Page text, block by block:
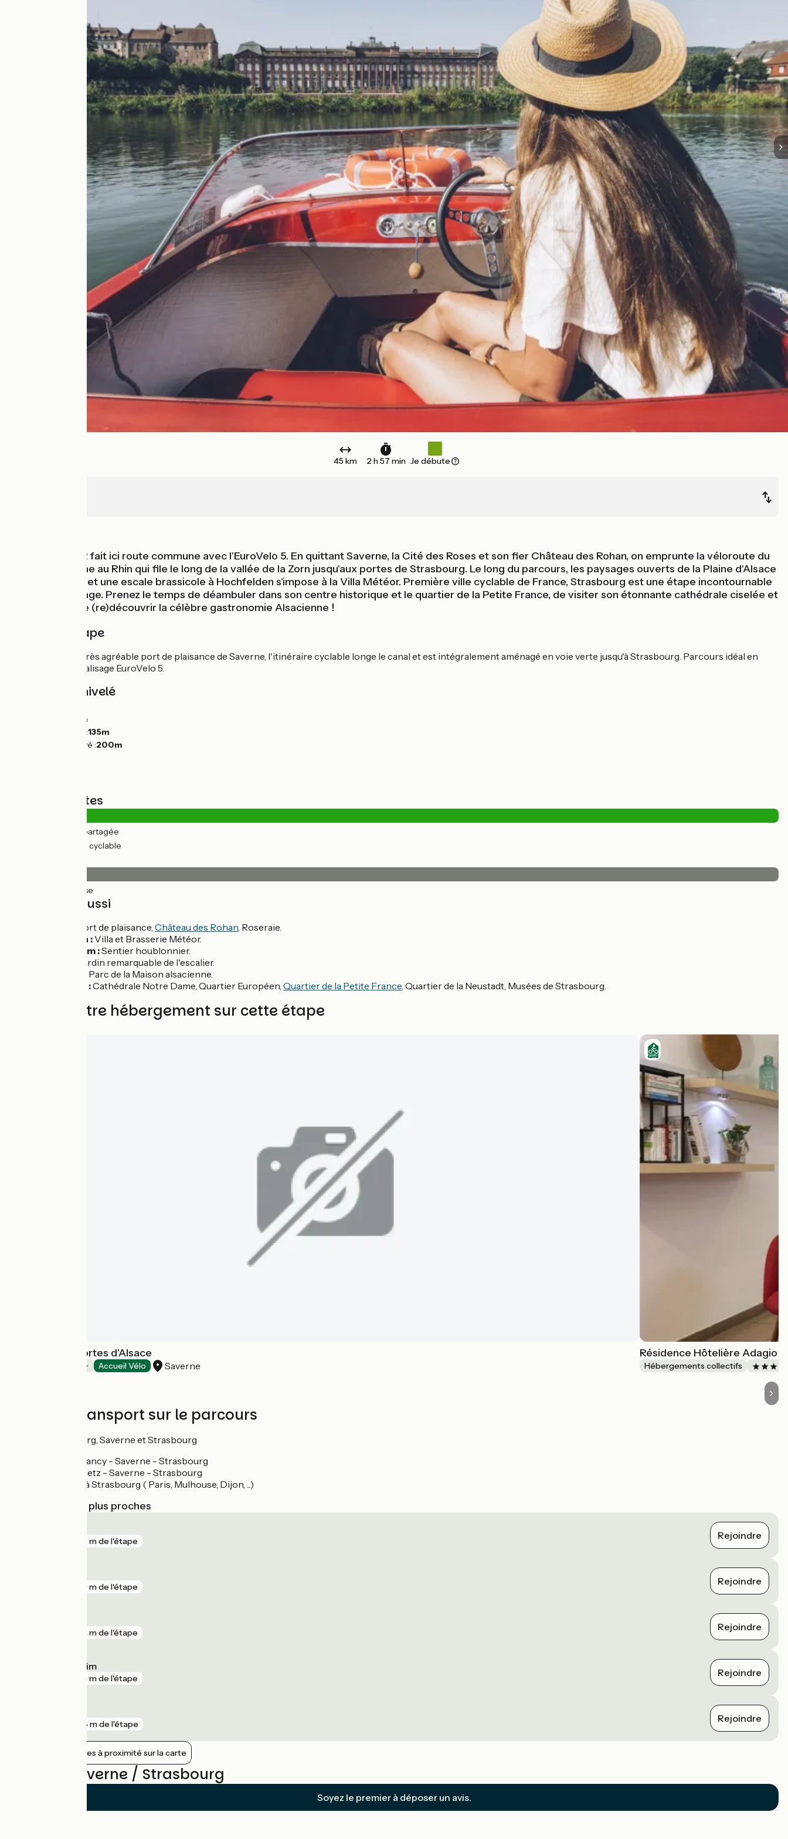
45 km 2 h 57 min Je débute
La Véloroute 52 fait ici route commune avec l'EuroVelo 5. En quittant Saverne, la Cité des Roses et son fier Château des Rohan, on emprunte la véloroute du
canal de la Marne au Rhin qui file le long de la vallée de la Zorn jusqu'aux portes de Strasbourg. Le long du parcours, les paysages ouverts de la Plaine d'Alsace
s'offrent à vous et une escale brassicole à Hochfelden s'impose à la Villa Météor. Première ville cyclable de France, Strasbourg est une étape incontournable
dans votre voyage. Prenez le temps de déambuler dans son centre historique et le quartier de la Petite France, de visiter son étonnante cathédrale ciselée et
bien entendu de (re)découvrir la célèbre gastronomie Alsacienne !
Détail de l'étape
Départ depuis le très agréable port de plaisance de Saverne, l'itinéraire cyclable longe le canal et est intégralement aménagé en voie verte jusqu'à Strasbourg. Parcours idéal en
famille. Suivre le balisage EuroVelo 5.
Pentes et dénivelé
84m
Point le plus bas :135m
Point le plus élevé :200m
Types de routes
(3%) Route partagée
(97%) Voie cyclable
(100%) Lisse
À découvrir aussi
Port de plaisance, Château des Rohan, Roseraie.
Hochfelden :Villa et Brasserie Météor.
Wingersheim :Sentier houblonnier.
Jardin remarquable de l'escalier.
Parc de la Maison alsacienne.
Strasbourg :Cathédrale Notre Dame, Quartier Européen, Quartier de la Petite France, Quartier de la Neustadt, Musées de Strasbourg.
Trouvez votre hébergement sur cette étape
Camping Les Portes d'Alsace
Accueil Vélo Saverne
Résidence Hôtelière Adagio
Hébergements collectifs
Trains et transport sur le parcours
Gares à Lutzelbourg, Saverne et Strasbourg
Ligne TER Nancy - Saverne - Strasbourg
Ligne TER Metz - Saverne - Strasbourg
Lignes TGV à Strasbourg ( Paris, Mulhouse, Dijon, ...)
Gares SNCF les plus proches
238 m de l'étape Rejoindre
329 m de l'étape Rejoindre
434 m de l'étape Rejoindre
Schwindratzheim
665 m de l'étape Rejoindre
768 m de l'étape Rejoindre
Afficher les gares à proximité sur la carte
Avis sur Saverne / Strasbourg
Soyez le premier à déposer un avis.